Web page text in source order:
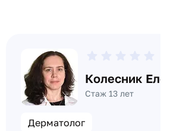
Колесник
Стаж 13 лет
Дерматолог